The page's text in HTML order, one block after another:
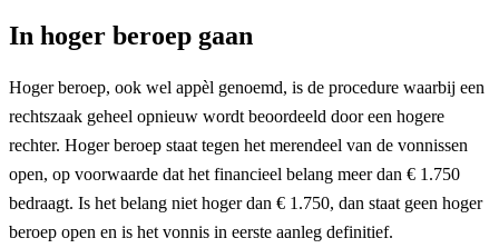
In hoger beroep gaan
Hoger beroep, ook wel appèl genoemd, is de procedure waarbij een
rechtszaak geheel opnieuw wordt beoordeeld door een hogere
rechter. Hoger beroep staat tegen het merendeel van de vonnissen
open, op voorwaarde dat het financieel belang meer dan € 1.750
bedraagt. Is het belang niet hoger dan € 1.750, dan staat geen hoger
beroep open en is het vonnis in eerste aanleg definitief.